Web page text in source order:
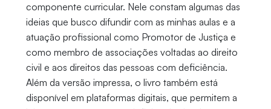
componente curricular. Nele constam algumas das
ideias que busco difundir com as minhas aulas e a
atuação profissional como Promotor de Justiça e
como membro de associações voltadas ao direito
civil e aos direitos das pessoas com deficiência.
Além da versão impressa, o livro também está
disponível em plataformas digitais, que permitem a